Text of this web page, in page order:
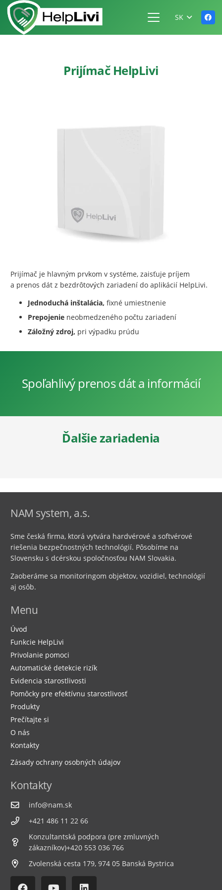
SK
Prijímač HelpLivi
Prijímač je hlavným prvkom v systéme, zaisťuje príjem
a prenos dát z bezdrôtových zariadení do aplikácií HelpLivi.
Jednoduchá inštalácia, fixné umiestnenie
Prepojenie neobmedzeného počtu zariadení
Záložný zdroj, pri výpadku prúdu
Spoľahlivý prenos dát a informácií
Ďalšie zariadenia
NAM system, a.s.
Sme česká firma, ktorá vytvára hardvérové ​​a softvérové ​​
riešenia bezpečnostných technológií. Pôsobíme na
Slovensku s dcérskou spoločnosťou NAM Slovakia.
Zaoberáme sa monitoringom objektov, vozidiel, technológií
aj osôb.
Menu
Úvod
Funkcie HelpLivi
Privolanie pomoci
Automatické detekcie rizík
Evidencia starostlivosti
Pomôcky pre efektívnu starostlivosť
Produkty
Prečítajte si
O nás
Kontakty
Zásady ochrany osobných údajov
Kontakty
info@nam.sk
+421 486 11 22 66
Konzultantská podpora (pre zmluvných
zákazníkov)+420 553 036 766
Zvolenská cesta 179, 974 05 Banská Bystrica